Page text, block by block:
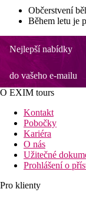
Občerstvení
Během letu je
Nejlepší nabídky
do vašeho e-mailu
O EXIM tours
Kontakt
Pobočky
Kariéra
O nás
Užitečné
Prohlášení o
Pro klienty